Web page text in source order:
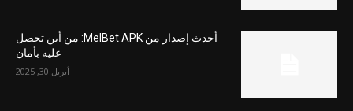
أحدث إصدار من MelBet APK: من أين تحصل
عليه بأمان
أبريل 30, 2025